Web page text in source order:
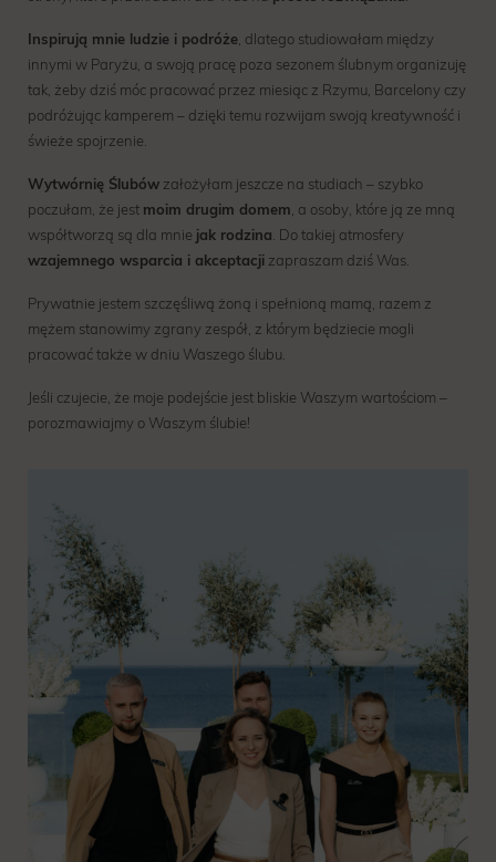
Inspirują mnie ludzie i podróże, dlatego studiowałam między
innymi w Paryżu, a swoją pracę poza sezonem ślubnym organizuję
tak, żeby dziś móc pracować przez miesiąc z Rzymu, Barcelony czy
podróżując kamperem – dzięki temu rozwijam swoją kreatywność i
świeże spojrzenie.
Wytwórnię Ślubów założyłam jeszcze na studiach – szybko
poczułam, że jest moim drugim domem, a osoby, które ją ze mną
współtworzą są dla mnie jak rodzina. Do takiej atmosfery
wzajemnego wsparcia i akceptacji zapraszam dziś Was.
Prywatnie jestem szczęśliwą żoną i spełnioną mamą, razem z
mężem stanowimy zgrany zespół, z którym będziecie mogli
pracować także w dniu Waszego ślubu.
Jeśli czujecie, że moje podejście jest bliskie Waszym wartościom –
porozmawiajmy o Waszym ślubie!